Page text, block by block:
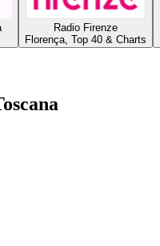
Radio Firenze
Florença, Top 40 & Charts